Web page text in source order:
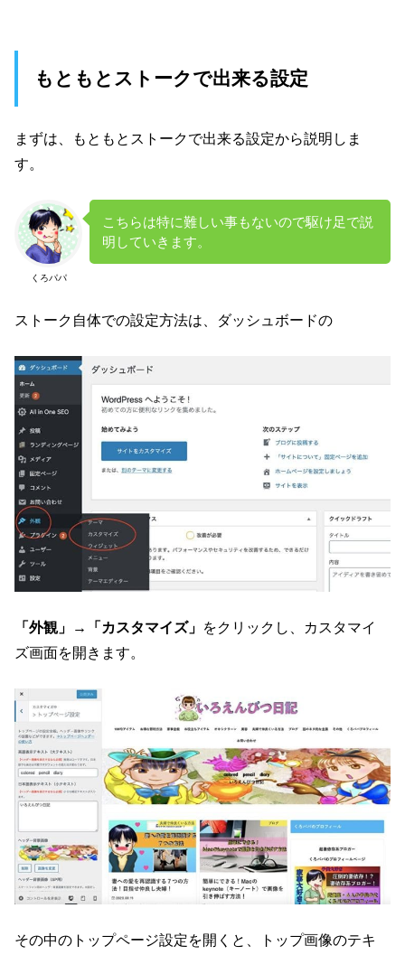
もともとストークで出来る設定
まずは、もともとストークで出来る設定から説明しま
す。
くろパパ
こちらは特に難しい事もないので駆け足で説
明していきます。
ストーク自体での設定方法は、ダッシュボードの
「外観」→「カスタマイズ」 をクリックし、カスタマイ
ズ画面を開きます。
その中のトップページ設定を開くと、トップ画像のテキ